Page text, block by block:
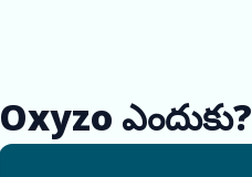
Oxyzo ఎందుకు?